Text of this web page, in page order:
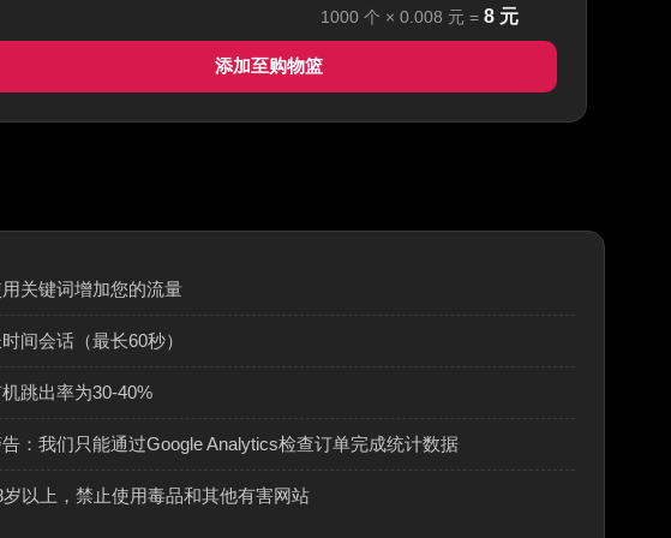
1000 个 × 0.008 元 = 8 元
添加至购物篮
关键词增加您的流量
间会话（最长60秒）
跳出率为30-40%
：我们只能通过Google Analytics检查订单完成统计数据
岁以上，禁止使用毒品和其他有害网站